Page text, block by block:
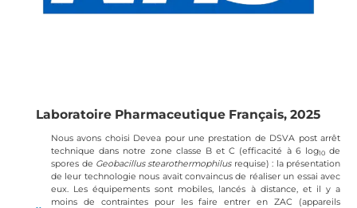
Laboratoire Pharmaceutique Français, 2025
Nous avons choisi Devea pour une prestation de DSVA post arrêt
technique dans notre zone classe B et C (efficacité à 6 log10de
spores de Geobacillus stearothermophilusrequise) : la présentation
de leur technologie nous avait convaincus de réaliser un essai avec
eux. Les équipements sont mobiles, lancés à distance, et il y a
moins de contraintes pour les faire entrer en ZAC (appareils